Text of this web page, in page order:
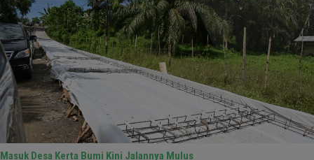
Masuk Desa Kerta Bumi Kini Jalannya Mulus